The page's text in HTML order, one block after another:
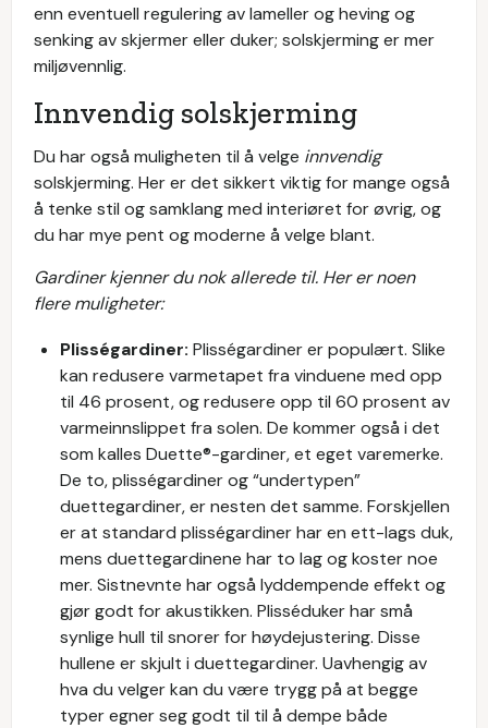
enn eventuell regulering av lameller og heving og
senking av skjermer eller duker; solskjerming er mer
miljøvennlig.
Innvendig solskjerming
Du har også muligheten til å velge innvendig
solskjerming. Her er det sikkert viktig for mange også
å tenke stil og samklang med interiøret for øvrig, og
du har mye pent og moderne å velge blant.
Gardiner kjenner du nok allerede til. Her er noen
flere muligheter:
Plisségardiner: Plisségardiner er populært. Slike
kan redusere varmetapet fra vinduene med opp
til 46 prosent, og redusere opp til 60 prosent av
varmeinnslippet fra solen. De kommer også i det
som kalles Duette®-gardiner, et eget varemerke.
De to, plisségardiner og “undertypen”
duettegardiner, er nesten det samme. Forskjellen
er at standard plisségardiner har en ett-lags duk,
mens duettegardinene har to lag og koster noe
mer. Sistnevnte har også lyddempende effekt og
gjør godt for akustikken. Plisséduker har små
synlige hull til snorer for høydejustering. Disse
hullene er skjult i duettegardiner. Uavhengig av
hva du velger kan du være trygg på at begge
typer egner seg godt til til å dempe både